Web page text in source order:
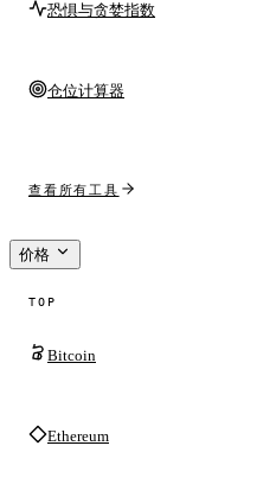
恐惧与贪婪指数
仓位计算器
查看所有工具
价格
TOP
Bitcoin
Ethereum